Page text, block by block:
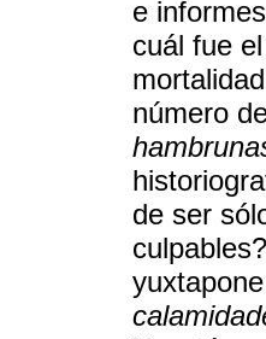
e
cuál fue
número
de ser